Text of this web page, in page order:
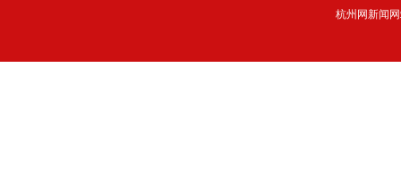
杭州网新闻